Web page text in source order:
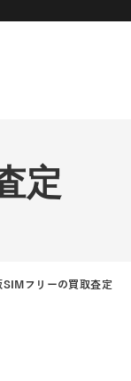
定
フリーの買取査定